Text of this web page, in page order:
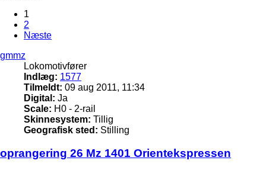
1
2
Næste
gmmz
Lokomotivfører
Indlæg: 1577
Tilmeldt: 09 aug 2011, 11:34
Digital: Ja
Scale: H0 - 2-rail
Skinnesystem: Tillig
Geografisk sted: Stilling
oprangering 26 Mz 1401 Orientekspressen